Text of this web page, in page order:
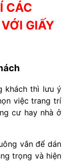
CÁC
GIẤY
khách thì lưu ý
việc trang trí
cư hay nhà ở
vắn để dán
trọng và hiện